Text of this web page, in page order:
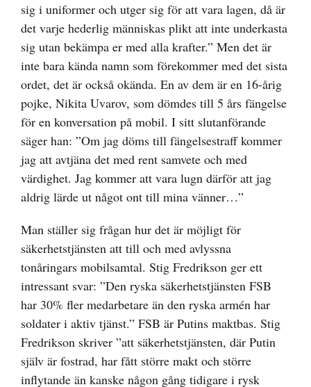
sig i uniformer och utger sig för att vara lagen, då är
det varje hederlig människas plikt att inte underkasta
sig utan bekämpa er med alla krafter.” Men det är
inte bara kända namn som förekommer med det sista
ordet, det är också okända. En av dem är en 16-årig
pojke, Nikita Uvarov, som dömdes till 5 års fängelse
för en konversation på mobil. I sitt slutanförande
säger han: ”Om jag döms till fängelsestraff kommer
jag att avtjäna det med rent samvete och med
värdighet. Jag kommer att vara lugn därför att jag
aldrig lärde ut något ont till mina vänner…”
Man ställer sig frågan hur det är möjligt för
säkerhetstjänsten att till och med avlyssna
tonåringars mobilsamtal. Stig Fredrikson ger ett
intressant svar: ”Den ryska säkerhetstjänsten FSB
har 30% fler medarbetare än den ryska armén har
soldater i aktiv tjänst.” FSB är Putins maktbas. Stig
Fredrikson skriver ”att säkerhetstjänsten, där Putin
själv är fostrad, har fått större makt och större
inflytande än kanske någon gång tidigare i rysk